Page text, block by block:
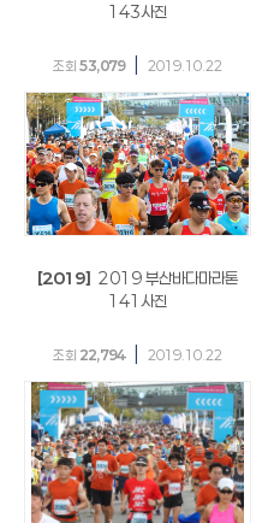
143사진
조회 53,079 2019.10.22
[2019] 2019 부산바다마라톤
141사진
조회 22,794 2019.10.22